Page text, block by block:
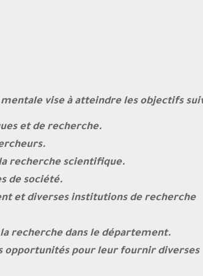
vise à atteindre les objectifs
et de recherche.
recherche scientifique.
de société.
et diverses institutions de recherche
recherche dans le département.
opportunités pour leur fournir diverses